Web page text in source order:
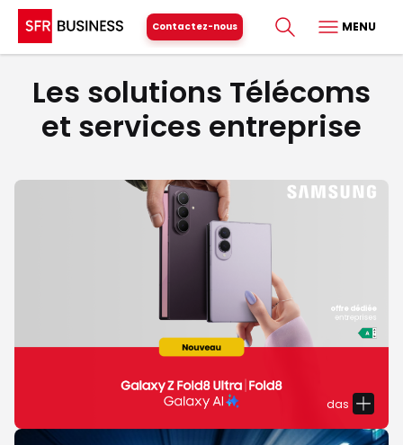
Contactez-nous MENU
Les solutions Télécoms
et services entreprise
das